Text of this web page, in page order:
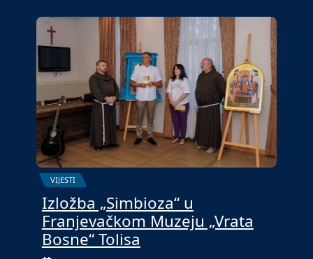
VIJESTI
Izložba „Simbioza“ u
Franjevačkom Muzeju „Vrata
Bosne“ Tolisa